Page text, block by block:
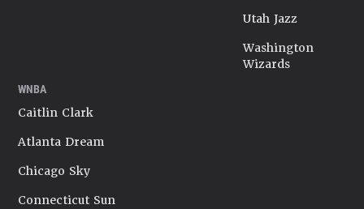
Utah Jazz
Washington
Wizards
WNBA
Caitlin Clark
Atlanta Dream
Chicago Sky
Connecticut Sun